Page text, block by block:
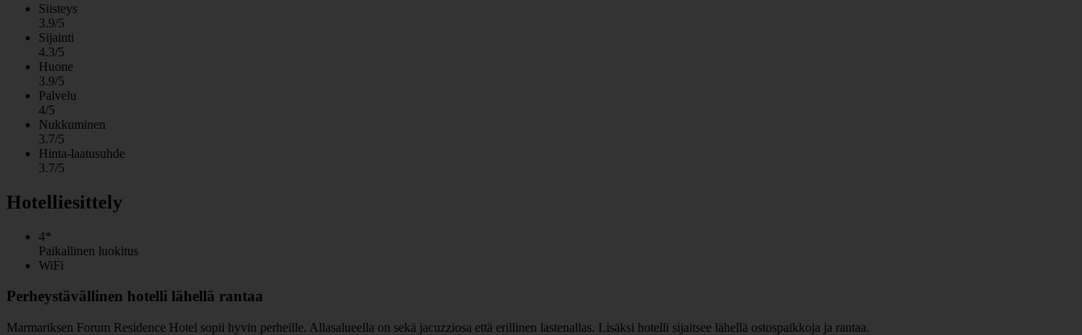
Siisteys
3.9/5
Sijainti
4.3/5
Huone
3.9/5
Palvelu
4/5
Nukkuminen
3.7/5
Hinta-laatusuhde
3.7/5
Hotelliesittely
4*
Paikallinen luokitus
WiFi
Perheystävällinen hotelli lähellä rantaa
Marmariksen Forum Residence Hotel sopii hyvin perheille. Allasalueella on sekä jacuzziosa että erillinen lastenallas. Lisäksi hotelli sijaitsee lähellä ostospaikkoja ja rantaa.